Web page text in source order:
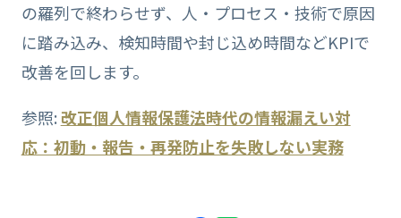
の羅列で終わらせず、人・プロセス・技術で原因
に踏み込み、検知時間や封じ込め時間などKPIで
改善を回します。
参照: 改正個人情報保護法時代の情報漏えい対
応：初動・報告・再発防止を失敗しない実務